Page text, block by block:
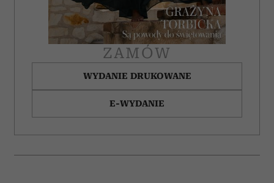
ZAMÓW
WYDANIE DRUKOWANE
E-WYDANIE